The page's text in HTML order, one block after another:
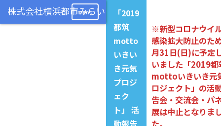
menu
「2019
都筑
motto
いきい
き元気
プロジ
ェク
ト」 活
動報告
※新型コロナウイ
感染拡大防止のた
月31日(日)に予定
いました「2019都
mottoいきいき元
ロジェクト」の活
告会・交流会・パ
展は中止となりま